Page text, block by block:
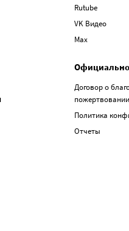
Rutube
VK Видео
Max
Официально
Договор о
пожертвовании
Политика
Отчеты